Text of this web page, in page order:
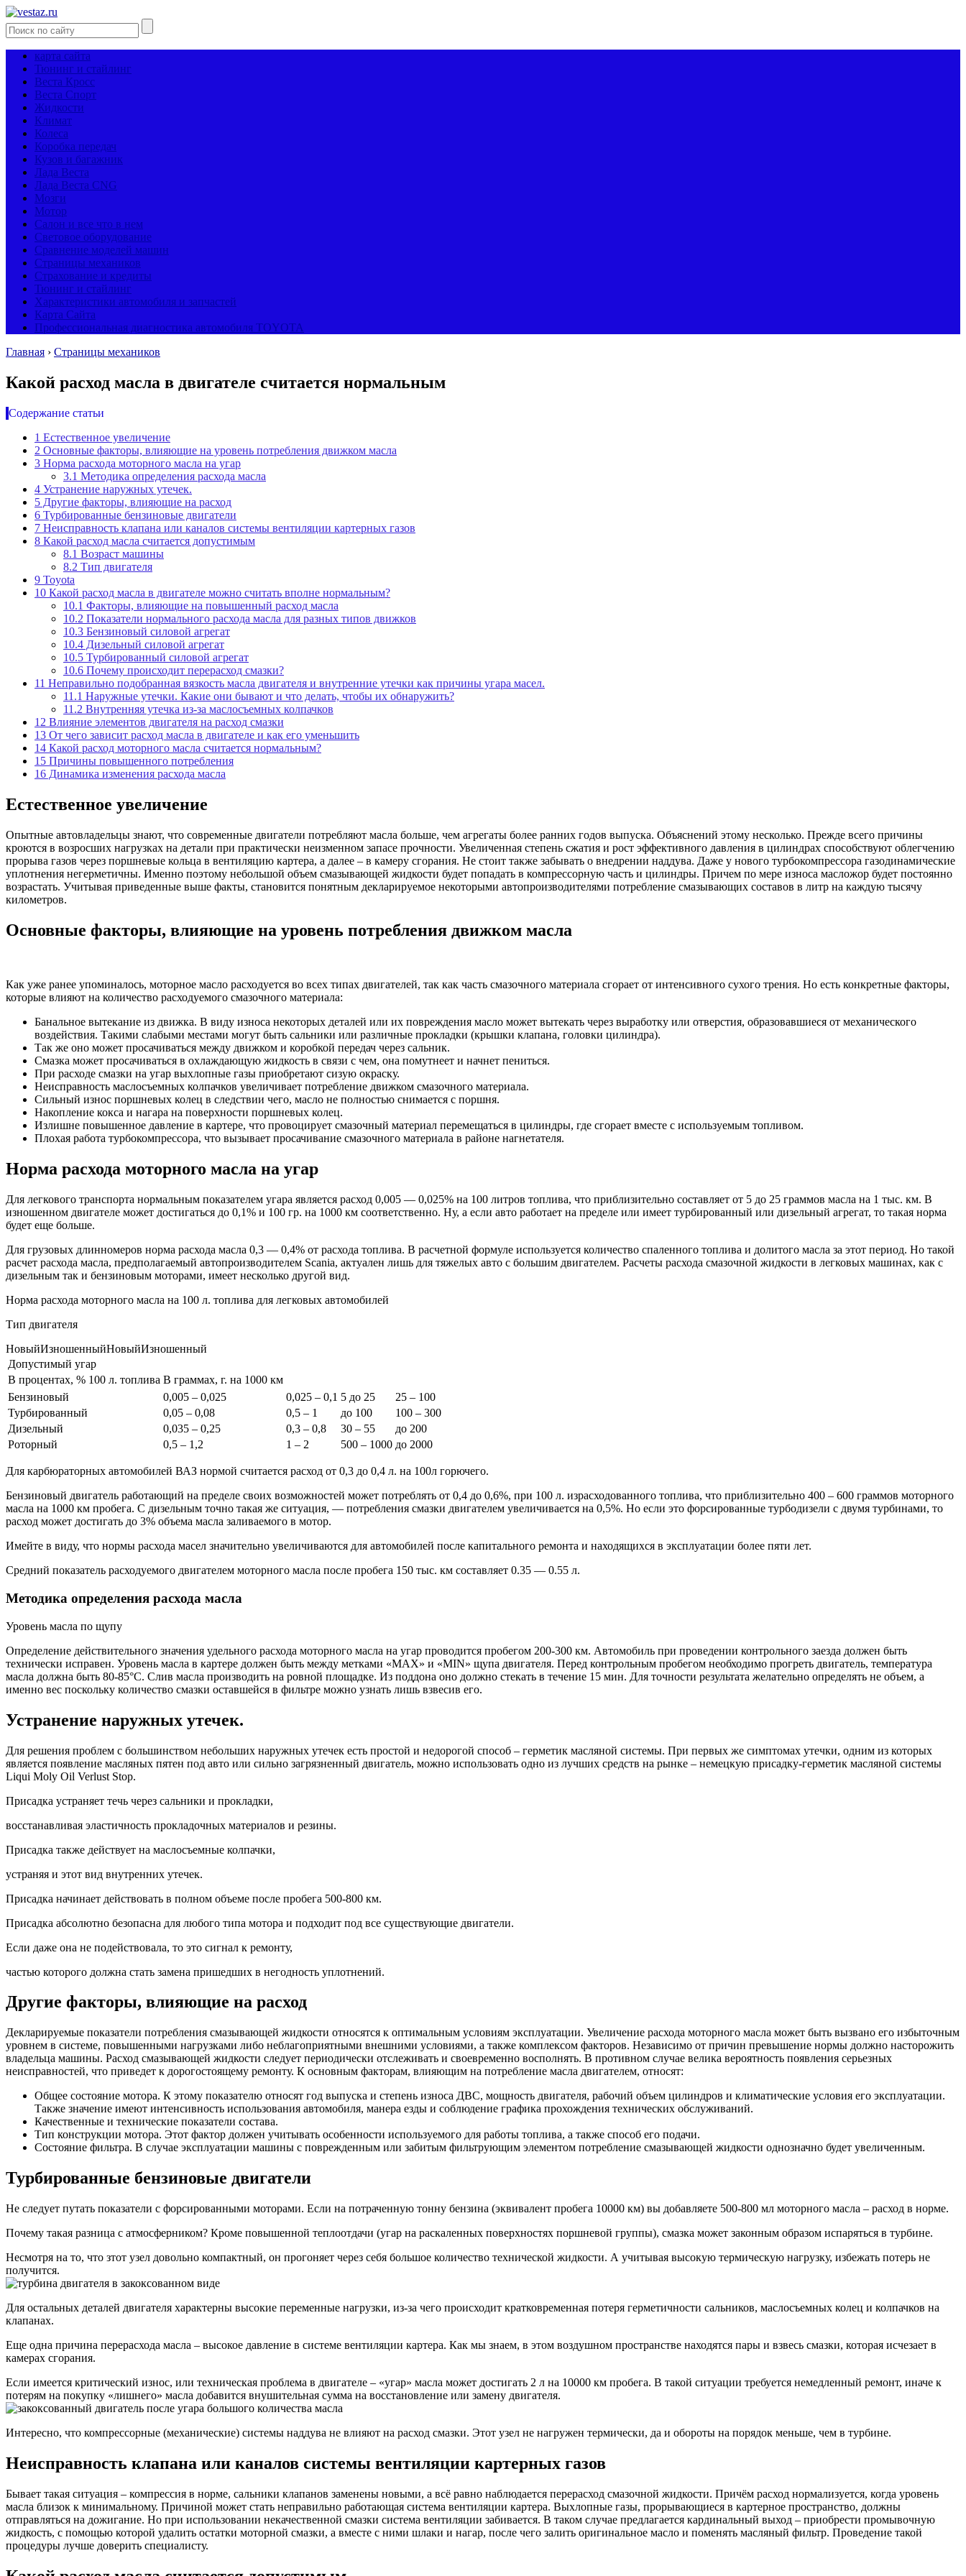
карта сайта
Тюнинг и стайлинг
Веста Кросс
Веста Спорт
Жидкости
Климат
Колеса
Коробка передач
Кузов и багажник
Лада Веста
Лада Веста CNG
Мозги
Мотор
Салон и все что в нем
Световое оборудование
Сравнение моделей машин
Страницы механиков
Страхование и кредиты
Тюнинг и стайлинг
Характеристики автомобиля и запчастей
Карта Сайта
Профессиональная диагностика автомобиля TOYOTA
Главная › Страницы механиков
Какой расход масла в двигателе считается нормальным
Содержание статьи
1 Естественное увеличение
2 Основные факторы, влияющие на уровень потребления движком масла
3 Норма расхода моторного масла на угар
3.1 Методика определения расхода масла
4 Устранение наружных утечек.
5 Другие факторы, влияющие на расход
6 Турбированные бензиновые двигатели
7 Неисправность клапана или каналов системы вентиляции картерных газов
8 Какой расход масла считается допустимым
8.1 Возраст машины
8.2 Тип двигателя
9 Toyota
10 Какой расход масла в двигателе можно считать вполне нормальным?
10.1 Факторы, влияющие на повышенный расход масла
10.2 Показатели нормального расхода масла для разных типов движков
10.3 Бензиновый силовой агрегат
10.4 Дизельный силовой агрегат
10.5 Турбированный силовой агрегат
10.6 Почему происходит перерасход смазки?
11 Неправильно подобранная вязкость масла двигателя и внутренние утечки как причины угара масел.
11.1 Наружные утечки. Какие они бывают и что делать, чтобы их обнаружить?
11.2 Внутренняя утечка из-за маслосъемных колпачков
12 Влияние элементов двигателя на расход смазки
13 От чего зависит расход масла в двигателе и как его уменьшить
14 Какой расход моторного масла считается нормальным?
15 Причины повышенного потребления
16 Динамика изменения расхода масла
Естественное увеличение
Опытные автовладельцы знают, что современные двигатели потребляют масла больше, чем агрегаты более ранних годов выпуска. Объяснений этому несколько. Прежде всего причины
кроются в возросших нагрузках на детали при практически неизменном запасе прочности. Увеличенная степень сжатия и рост эффективного давления в цилиндрах способствуют облегчению
прорыва газов через поршневые кольца в вентиляцию картера, а далее – в камеру сгорания. Не стоит также забывать о внедрении наддува. Даже у нового турбокомпрессора газодинамические
уплотнения негерметичны. Именно поэтому небольшой объем смазывающей жидкости будет попадать в компрессорную часть и цилиндры. Причем по мере износа масложор будет постоянно
возрастать. Учитывая приведенные выше факты, становится понятным декларируемое некоторыми автопроизводителями потребление смазывающих составов в литр на каждую тысячу
километров.
Основные факторы, влияющие на уровень потребления движком масла
Как уже ранее упоминалось, моторное масло расходуется во всех типах двигателей, так как часть смазочного материала сгорает от интенсивного сухого трения. Но есть конкретные факторы,
которые влияют на количество расходуемого смазочного материала:
Банальное вытекание из движка. В виду износа некоторых деталей или их повреждения масло может вытекать через выработку или отверстия, образовавшиеся от механического
воздействия. Такими слабыми местами могут быть сальники или различные прокладки (крышки клапана, головки цилиндра).
Так же оно может просачиваться между движком и коробкой передач через сальник.
Смазка может просачиваться в охлаждающую жидкость в связи с чем, она помутнеет и начнет пениться.
При расходе смазки на угар выхлопные газы приобретают сизую окраску.
Неисправность маслосъемных колпачков увеличивает потребление движком смазочного материала.
Сильный износ поршневых колец в следствии чего, масло не полностью снимается с поршня.
Накопление кокса и нагара на поверхности поршневых колец.
Излишне повышенное давление в картере, что провоцирует смазочный материал перемещаться в цилиндры, где сгорает вместе с используемым топливом.
Плохая работа турбокомпрессора, что вызывает просачивание смазочного материала в районе нагнетателя.
Норма расхода моторного масла на угар
Для легкового транспорта нормальным показателем угара является расход 0,005 — 0,025% на 100 литров топлива, что приблизительно составляет от 5 до 25 граммов масла на 1 тыс. км. В
изношенном двигателе может достигаться до 0,1% и 100 гр. на 1000 км соответственно. Ну, а если авто работает на пределе или имеет турбированный или дизельный агрегат, то такая норма
будет еще больше.
Для грузовых длинномеров норма расхода масла 0,3 — 0,4% от расхода топлива. В расчетной формуле используется количество спаленного топлива и долитого масла за этот период. Но такой
расчет расхода масла, предполагаемый автопроизводителем Scania, актуален лишь для тяжелых авто с большим двигателем. Расчеты расхода смазочной жидкости в легковых машинах, как с
дизельным так и бензиновым моторами, имеет несколько другой вид.
Норма расхода моторного масла на 100 л. топлива для легковых автомобилей
Тип двигателя
НовыйИзношенныйНовыйИзношенный
Допустимый угар
В процентах, % 100 л. топлива В граммах, г. на 1000 км
Бензиновый
0,005 – 0,025 0,025 – 0,1 5 до 25
25 – 100
Турбированный
0,05 – 0,08 0,5 – 1 до 100
100 – 300
Дизельный
0,035 – 0,25 0,3 – 0,8 30 – 55
до 200
Роторный
0,5 – 1,2 1 – 2 500 – 1000 до 2000
Для карбюраторных автомобилей ВАЗ нормой считается расход от 0,3 до 0,4 л. на 100л горючего.
Бензиновый двигатель работающий на пределе своих возможностей может потреблять от 0,4 до 0,6%, при 100 л. израсходованного топлива, что приблизительно 400 – 600 граммов моторного
масла на 1000 км пробега. С дизельным точно такая же ситуация, — потребления смазки двигателем увеличивается на 0,5%. Но если это форсированные турбодизели с двумя турбинами, то
расход может достигать до 3% объема масла заливаемого в мотор.
Имейте в виду, что нормы расхода масел значительно увеличиваются для автомобилей после капитального ремонта и находящихся в эксплуатации более пяти лет.
Средний показатель расходуемого двигателем моторного масла после пробега 150 тыс. км составляет 0.35 — 0.55 л.
Методика определения расхода масла
Уровень масла по щупу
Определение действительного значения удельного расхода моторного масла на угар проводится пробегом 200-300 км. Автомобиль при проведении контрольного заезда должен быть
технически исправен. Уровень масла в картере должен быть между метками «МАХ» и «MIN» щупа двигателя. Перед контрольным пробегом необходимо прогреть двигатель, температура
масла должна быть 80-85°С. Слив масла производить на ровной площадке. Из поддона оно должно стекать в течение 15 мин. Для точности результата желательно определять не объем, а
именно вес поскольку количество смазки оставшейся в фильтре можно узнать лишь взвесив его.
Устранение наружных утечек.
Для решения проблем с большинством небольших наружных утечек есть простой и недорогой способ – герметик масляной системы. При первых же симптомах утечки, одним из которых
является появление масляных пятен под авто или сильно загрязненный двигатель, можно использовать одно из лучших средств на рынке – немецкую присадку-герметик масляной системы
Liqui Moly Oil Verlust Stop.
Присадка устраняет течь через сальники и прокладки,
восстанавливая эластичность прокладочных материалов и резины.
Присадка также действует на маслосъемные колпачки,
устраняя и этот вид внутренних утечек.
Присадка начинает действовать в полном объеме после пробега 500-800 км.
Присадка абсолютно безопасна для любого типа мотора и подходит под все существующие двигатели.
Если даже она не подействовала, то это сигнал к ремонту,
частью которого должна стать замена пришедших в негодность уплотнений.
Другие факторы, влияющие на расход
Декларируемые показатели потребления смазывающей жидкости относятся к оптимальным условиям эксплуатации. Увеличение расхода моторного масла может быть вызвано его избыточным
уровнем в системе, повышенными нагрузками либо неблагоприятными внешними условиями, а также комплексом факторов. Независимо от причин превышение нормы должно насторожить
владельца машины. Расход смазывающей жидкости следует периодически отслеживать и своевременно восполнять. В противном случае велика вероятность появления серьезных
неисправностей, что приведет к дорогостоящему ремонту. К основным факторам, влияющим на потребление масла двигателем, относят:
Общее состояние мотора. К этому показателю относят год выпуска и степень износа ДВС, мощность двигателя, рабочий объем цилиндров и климатические условия его эксплуатации.
Также значение имеют интенсивность использования автомобиля, манера езды и соблюдение графика прохождения технических обслуживаний.
Качественные и технические показатели состава.
Тип конструкции мотора. Этот фактор должен учитывать особенности используемого для работы топлива, а также способ его подачи.
Состояние фильтра. В случае эксплуатации машины с поврежденным или забитым фильтрующим элементом потребление смазывающей жидкости однозначно будет увеличенным.
Турбированные бензиновые двигатели
Не следует путать показатели с форсированными моторами. Если на потраченную тонну бензина (эквивалент пробега 10000 км) вы добавляете 500-800 мл моторного масла – расход в норме.
Почему такая разница с атмосферником? Кроме повышенной теплоотдачи (угар на раскаленных поверхностях поршневой группы), смазка может законным образом испаряться в турбине.
Несмотря на то, что зтот узел довольно компактный, он прогоняет через себя большое количество технической жидкости. А учитывая высокую термическую нагрузку, избежать потерь не
получится.
Для остальных деталей двигателя характерны высокие переменные нагрузки, из-за чего происходит кратковременная потеря герметичности сальников, маслосъемных колец и колпачков на
клапанах.
Еще одна причина перерасхода масла – высокое давление в системе вентиляции картера. Как мы знаем, в этом воздушном пространстве находятся пары и взвесь смазки, которая исчезает в
камерах сгорания.
Если имеется критический износ, или техническая проблема в двигателе – «угар» масла может достигать 2 л на 10000 км пробега. В такой ситуации требуется немедленный ремонт, иначе к
потерям на покупку «лишнего» масла добавится внушительная сумма на восстановление или замену двигателя.
Интересно, что компрессорные (механические) системы наддува не влияют на расход смазки. Этот узел не нагружен термически, да и обороты на порядок меньше, чем в турбине.
Неисправность клапана или каналов системы вентиляции картерных газов
Бывает такая ситуация – компрессия в норме, сальники клапанов заменены новыми, а всё равно наблюдается перерасход смазочной жидкости. Причём расход нормализуется, когда уровень
масла близок к минимальному. Причиной может стать неправильно работающая система вентиляции картера. Выхлопные газы, прорывающиеся в картерное пространство, должны
отправляться на дожигание. Но при использовании некачественной смазки система вентиляции забивается. В таком случае предлагается кардинальный выход – приобрести промывочную
жидкость, с помощью которой удалить остатки моторной смазки, а вместе с ними шлаки и нагар, после чего залить оригинальное масло и поменять масляный фильтр. Проведение такой
процедуры лучше доверить специалисту.